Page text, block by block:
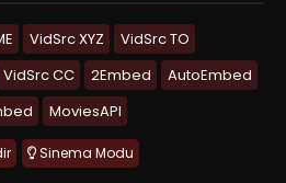
VidSrc XYZ
VidSrc TO
VidSrc CC 2Embed
AutoEmbed
MoviesAPI
Sinema Modu